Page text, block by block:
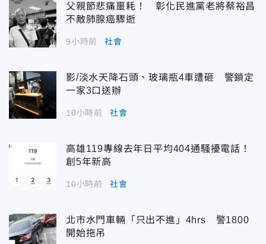
父親節悲痛噩耗！ 彰化民進黨老將蔡裕昌
不敵肺腺癌驟逝
9小時前 社會
影/淡水天降石頭、玻璃瓶4車遭砸 警鎖定
一家3口送辦
10小時前 社會
高雄119專線去年日平均404通騷擾電話！
創5年新高
10小時前 社會
北市水門車輛「只出不進」4hrs 警1800
開始拖吊